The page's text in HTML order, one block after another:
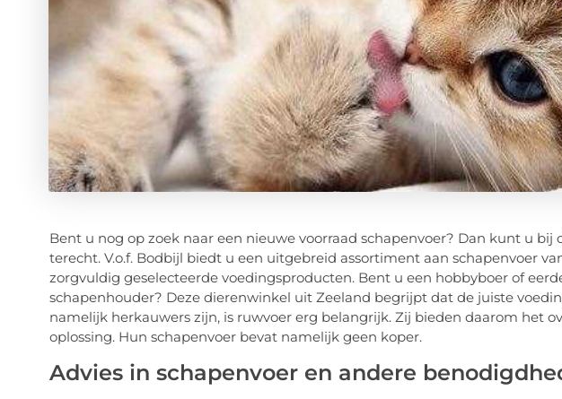
Bent u nog op zoek naar een nieuwe voorraad schapenvoer? Dan kunt u bij
terecht. V.o.f. Bodbijl biedt u een uitgebreid assortiment aan schapenvoer
zorgvuldig geselecteerde voedingsproducten. Bent u een hobbyboer of
schapenhouder? Deze dierenwinkel uit Zeeland begrijpt dat de juiste
namelijk herkauwers zijn, is ruwvoer erg belangrijk. Zij bieden daarom het
oplossing. Hun schapenvoer bevat namelijk geen koper.
Advies in schapenvoer en andere